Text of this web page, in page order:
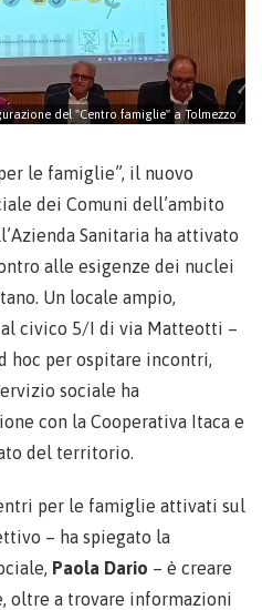
del "Centro famiglie" a Tolmezzo
le famiglie”, il nuovo
dei Comuni dell’ambito
Sanitaria ha attivato
alle esigenze dei nuclei
Un locale ampio,
civico 5/I di via Matteotti –
hoc per ospitare incontri,
sociale ha
con la Cooperativa Itaca e
del territorio.
per le famiglie attivati sul
– ha spiegato la
Paola Dario – è creare
oltre a trovare informazioni